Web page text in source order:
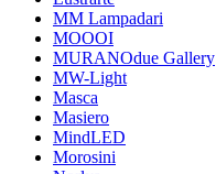
MM Lampadari
MOOOI
MURANOdue Gallery
MW-Light
Masca
Masiero
MindLED
Morosini